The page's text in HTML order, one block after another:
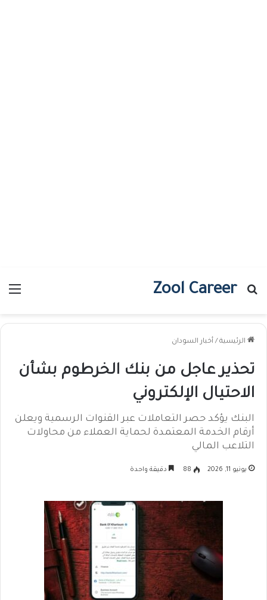
Zool Career
بحث عن
الرئيسية / أخبار السودان
تحذير عاجل من بنك الخرطوم بشأن
الاحتيال الإلكتروني
البنك يؤكد حصر التعاملات عبر القنوات الرسمية ويعلن
أرقام الخدمة المعتمدة لحماية العملاء من محاولات
التلاعب المالي
يونيو 11, 2026 88 دقيقة واحدة